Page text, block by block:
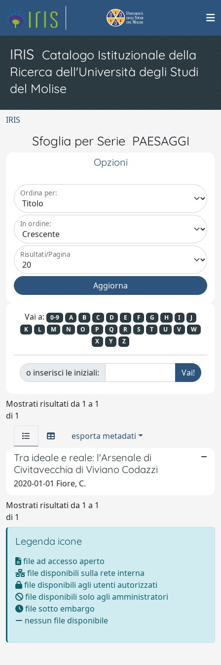
IRIS Catalogo Istituzionale della
Ricerca dell'Università degli Studi
del Molise
IRIS
Sfoglia per Serie PAESAGGI
Opzioni
Ordina per:
In ordine:
Risultati/Pagina
Vai a: 0-9 A B C D E F G H I
J
K
L M N O P Q R S T U V
W
X
Y Z
o inserisci le iniziali:
Mostrati risultati da 1 a 1
di 1
esporta metadati
Tra ideale e reale: l'Arsenale di
Civitavecchia di Viviano Codazzi
2020-01-01 Fiore, C.
Mostrati risultati da 1 a 1
di 1
Legenda icone
file ad accesso aperto
file disponibili sulla rete interna
file disponibili agli utenti autorizzati
file disponibili solo agli amministratori
file sotto embargo
nessun file disponibile